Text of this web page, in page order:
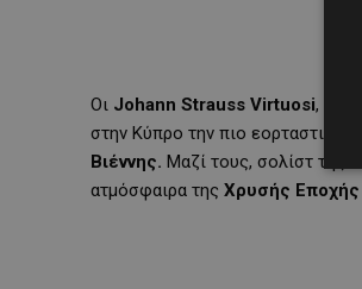
Οι Johann Strauss Virtuosi,
στην Κύπρο την πιο εορταστική
Βιέννης. Μαζί τους, σολίστ της
ατμόσφαιρα της Χρυσής Εποχής